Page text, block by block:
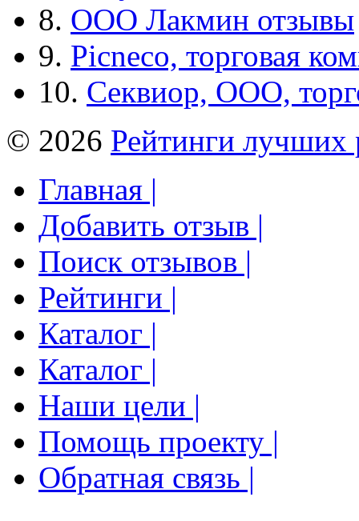
8. ООО Лакмин отзывы
9. Picneco, торговая
10. Секвиор, ООО,
© 2026 Рейтинги лучших
Главная |
Добавить отзыв |
Поиск отзывов |
Рейтинги |
Каталог |
Каталог |
Наши цели |
Помощь проекту |
Обратная связь |